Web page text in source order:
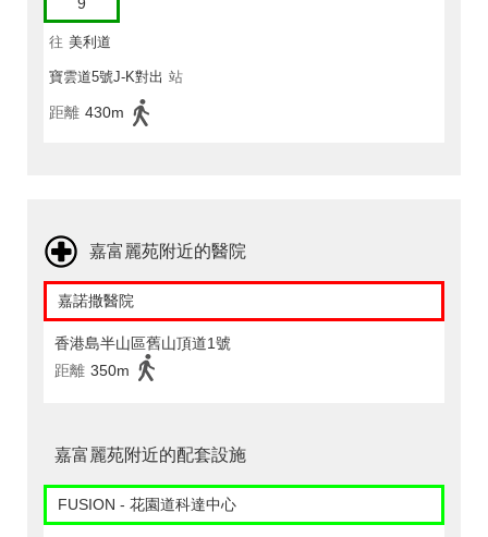
9
往 美利道
寶雲道5號J-K對出 站
距離 430m
嘉富麗苑附近的醫院
嘉諾撒醫院
香港島半山區舊山頂道1號
距離 350m
嘉富麗苑附近的配套設施
FUSION - 花園道科達中心